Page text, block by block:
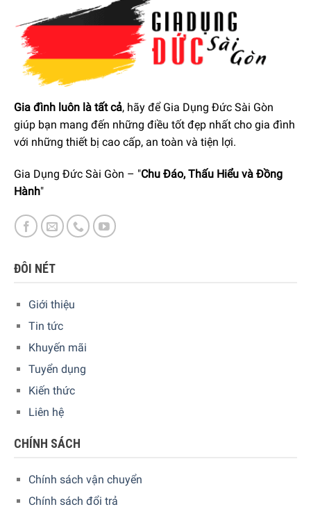
Trọng lượng: 45,1 kg.
TỦ LẠNH 130L SMEG FAB10HRPK2 MANG ĐẾN SỰ VƯỢT
TRỘI THẾ NÀO?
sự kết hợp hoàn hảo từ công nghệ hiện đại đi cùng phong
cách thiết kế đặc trưng của những kiến trúc sư, nhà thiết kế
nổi tiếng trên thế giới : Renzo Piano, Guido Canali, Mario
Các sản phẩm thể hiện rõ ràng phong cách “Made in Italy”
từ thiết kế lại nhập khẩu chính hãng 100% Đức, chức năng
và sự tinh tế trên từng chi tiết.
Nội thất tiện ích:
2 kệ có thể điều chỉnh đặc biệt cho đồ hộp
Kệ 1 chai
1 cửa kệ cho các sản phẩm sữa
Gia đình luôn là tất cả, hãy để Gia Dụng Đức Sài Gòn
giúp bạn mang đến những điều tốt đẹp nhất cho gia đình
với những thiết bị cao cấp, an toàn và tiện lợi.
Gia Dụng Đức Sài Gòn – "Chu Đáo, Thấu Hiểu và Đồng
Hành"
ĐÔI NÉT
Giới thiệu
Tin tức
Khuyến mãi
Tuyển dụng
Kiến thức
Liên hệ
CHÍNH SÁCH
Chính sách vận chuyển
Chính sách đổi trả